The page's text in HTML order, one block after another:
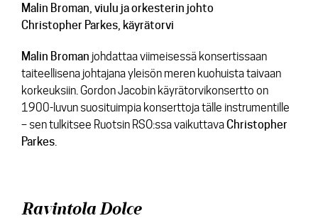
Malin Broman, viulu ja orkesterin johto
Christopher Parkes, käyrätorvi
Malin Broman johdattaa viimeisessä konsertissaan
taiteellisena johtajana yleisön meren kuohuista taivaan
korkeuksiin. Gordon Jacobin käyrätorvikonsertto on
1900-luvun suosituimpia konserttoja tälle instrumentille
– sen tulkitsee Ruotsin RSO:ssa vaikuttavaChristopher
Parkes.
Ravintola Dolce